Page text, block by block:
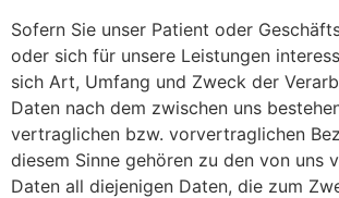
Sofern Sie unser Patient oder
oder sich für unsere Leistungen
sich Art, Umfang und Zweck der
Daten nach dem zwischen uns
vertraglichen bzw. vorvertraglichen
diesem Sinne gehören zu den von uns
Daten all diejenigen Daten, die zum